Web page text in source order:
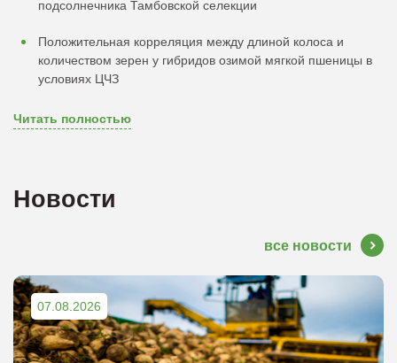
подсолнечника Тамбовской селекции
Положительная корреляция между длиной колоса и
количеством зерен у гибридов озимой мягкой пшеницы в
условиях ЦЧЗ
Читать полностью
Новости
все новости
07.08.2026